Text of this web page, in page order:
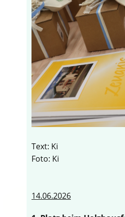
Text: Ki
Foto: Ki
14.06.2026